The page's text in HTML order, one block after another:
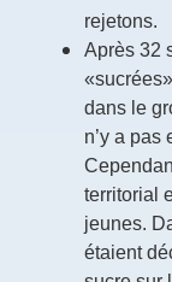
rejetons.
Après 32
dans le
n’y a
territorial
jeunes.
étaient